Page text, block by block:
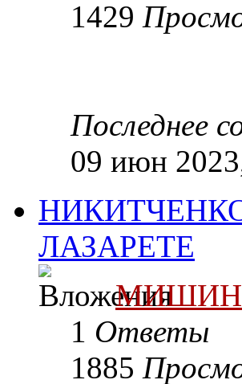
1429
Последнее
09 июн
ЛАЗАРЕТЕ
1 Ответы
1885